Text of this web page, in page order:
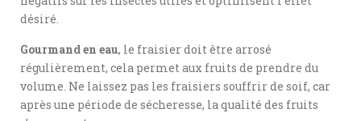
désiré.
Gourmand en eau, le fraisier doit être arrosé
régulièrement, cela permet aux fruits de prendre du
volume. Ne laissez pas les fraisiers souffrir de soif, car
après une période de sécheresse, la qualité des fruits